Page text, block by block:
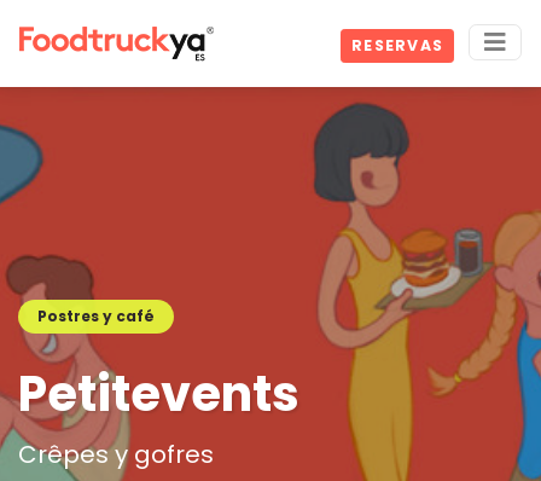
RESERVAS
Postres y café
Petitevents
Crêpes y gofres